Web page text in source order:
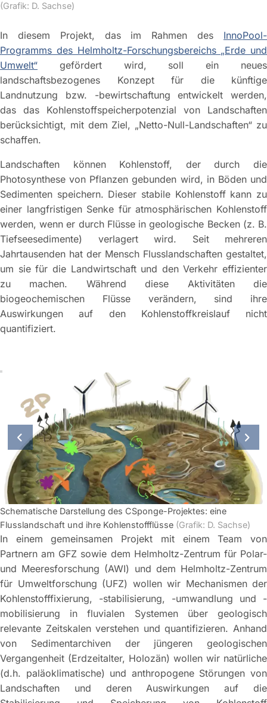
(Grafik: D. Sachse)
In diesem Projekt, das im Rahmen des InnoPool-
Programms des Helmholtz-Forschungsbereichs „Erde und
Umwelt“ gefördert wird, soll ein neues
landschaftsbezogenes Konzept für die künftige
Landnutzung bzw. -bewirtschaftung entwickelt werden,
das das Kohlenstoffspeicherpotenzial von Landschaften
berücksichtigt, mit dem Ziel, „Netto-Null-Landschaften“ zu
schaffen.
Landschaften können Kohlenstoff, der durch die
Photosynthese von Pflanzen gebunden wird, in Böden und
Sedimenten speichern. Dieser stabile Kohlenstoff kann zu
einer langfristigen Senke für atmosphärischen Kohlenstoff
werden, wenn er durch Flüsse in geologische Becken (z. B.
Tiefseesedimente) verlagert wird. Seit mehreren
Jahrtausenden hat der Mensch Flusslandschaften gestaltet,
um sie für die Landwirtschaft und den Verkehr effizienter
zu machen. Während diese Aktivitäten die
biogeochemischen Flüsse verändern, sind ihre
Auswirkungen auf den Kohlenstoffkreislauf nicht
quantifiziert.
Schematische Darstellung des CSponge-Projektes: eine
Flusslandschaft und ihre Kohlenstoffflüsse (Grafik: D. Sachse)
vorherige Folie
In einem gemeinsamen Projekt mit einem Team von
Partnern am GFZ sowie dem Helmholtz-Zentrum für Polar-
und Meeresforschung (AWI) und dem Helmholtz-Zentrum
für Umweltforschung (UFZ) wollen wir Mechanismen der
Kohlenstofffixierung, -stabilisierung, -umwandlung und -
mobilisierung in fluvialen Systemen über geologisch
relevante Zeitskalen verstehen und quantifizieren. Anhand
von Sedimentarchiven der jüngeren geologischen
Vergangenheit (Erdzeitalter, Holozän) wollen wir natürliche
(d.h. paläoklimatische) und anthropogene Störungen von
Landschaften und deren Auswirkungen auf die